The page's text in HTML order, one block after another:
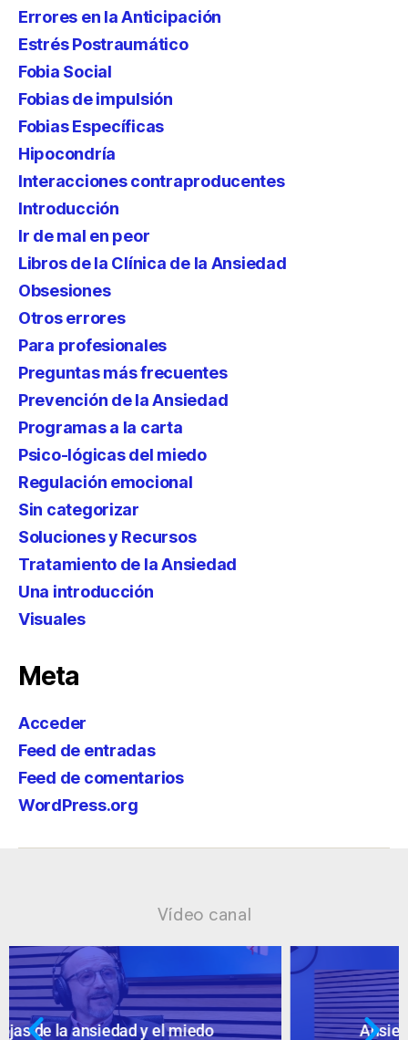
Errores en la Anticipación
Estrés Postraumático
Fobia Social
Fobias de impulsión
Fobias Específicas
Hipocondría
Interacciones contraproducentes
Introducción
Ir de mal en peor
Libros de la Clínica de la Ansiedad
Obsesiones
Otros errores
Para profesionales
Preguntas más frecuentes
Prevención de la Ansiedad
Programas a la carta
Psico-lógicas del miedo
Regulación emocional
Sin categorizar
Soluciones y Recursos
Tratamiento de la Ansiedad
Una introducción
Visuales
Meta
Acceder
Feed de entradas
Feed de comentarios
WordPress.org
Vídeo canal
Ansiedad: supuestos cuestionables